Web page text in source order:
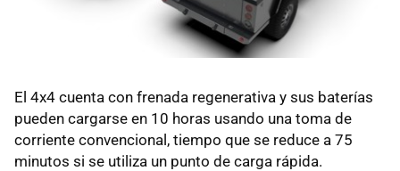
El 4x4 cuenta con frenada regenerativa y sus baterías
pueden cargarse en 10 horas usando una toma de
corriente convencional, tiempo que se reduce a 75
minutos si se utiliza un punto de carga rápida.